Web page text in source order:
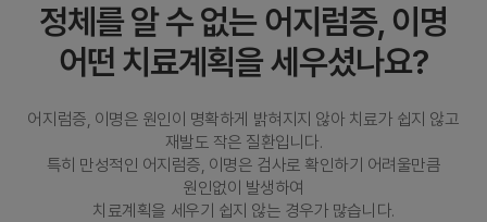
정체를 알 수 없는 어지럼증, 이명
어떤 치료계획을 세우셨나요?
어지럼증, 이명은 원인이 명확하게 밝혀지지 않아 치료가 쉽지 않고
재발도 작은 질환입니다.
특히 만성적인 어지럼증, 이명은 검사로 확인하기 어려울만큼
원인없이 발생하여
치료계획을 세우기 쉽지 않는 경우가 많습니다.